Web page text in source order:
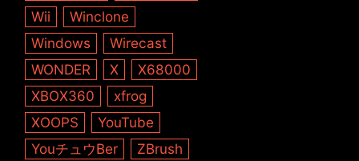
Wii
Winclone
Windows
Wirecast
WONDER
X
X68000
XBOX360
xfrog
XOOPS
YouTube
YouチュウBer
ZBrush